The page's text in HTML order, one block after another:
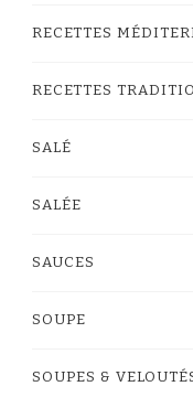
RECETTES
RECETTES
SALÉ
SALÉE
SAUCES
SOUPE
SOUPES &